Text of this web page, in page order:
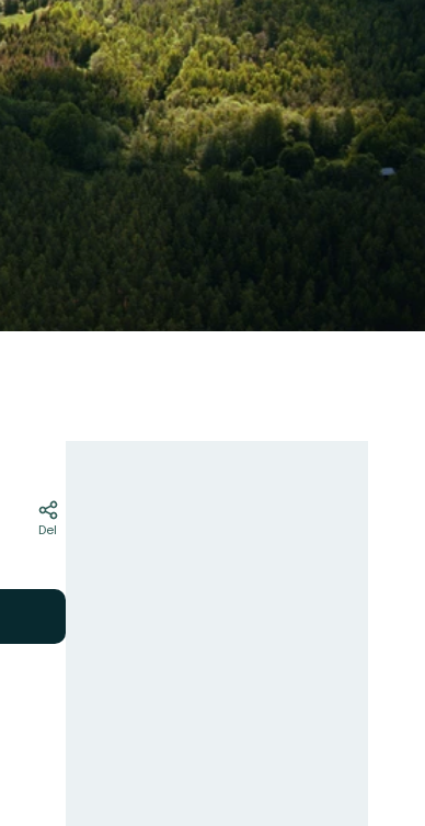
Del